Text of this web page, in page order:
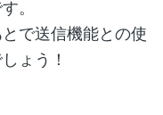
。
で送信機能との使
ょう！